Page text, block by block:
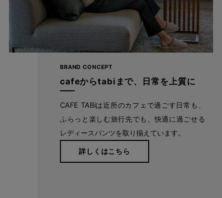
1本の糸から、そして1枚の生地から、多くの職人の手によっ
てCAFE TABiのレディースパンツはできあがっています。
ハイクオリティなパターンと丁寧な縫製でもっと美しく。や
りたいことを妨げず、好きなことを目一杯楽しめる、1日中
詳しくはこちら
BRAND CONCEPT
cafeからtabiまで、日常を上質に
CAFE TABiは近所のカフェで過ごす日常も、
ふらっと楽しむ旅行先でも、快適に過ごせる
レディースパンツを取り揃えています。
詳しくはこちら